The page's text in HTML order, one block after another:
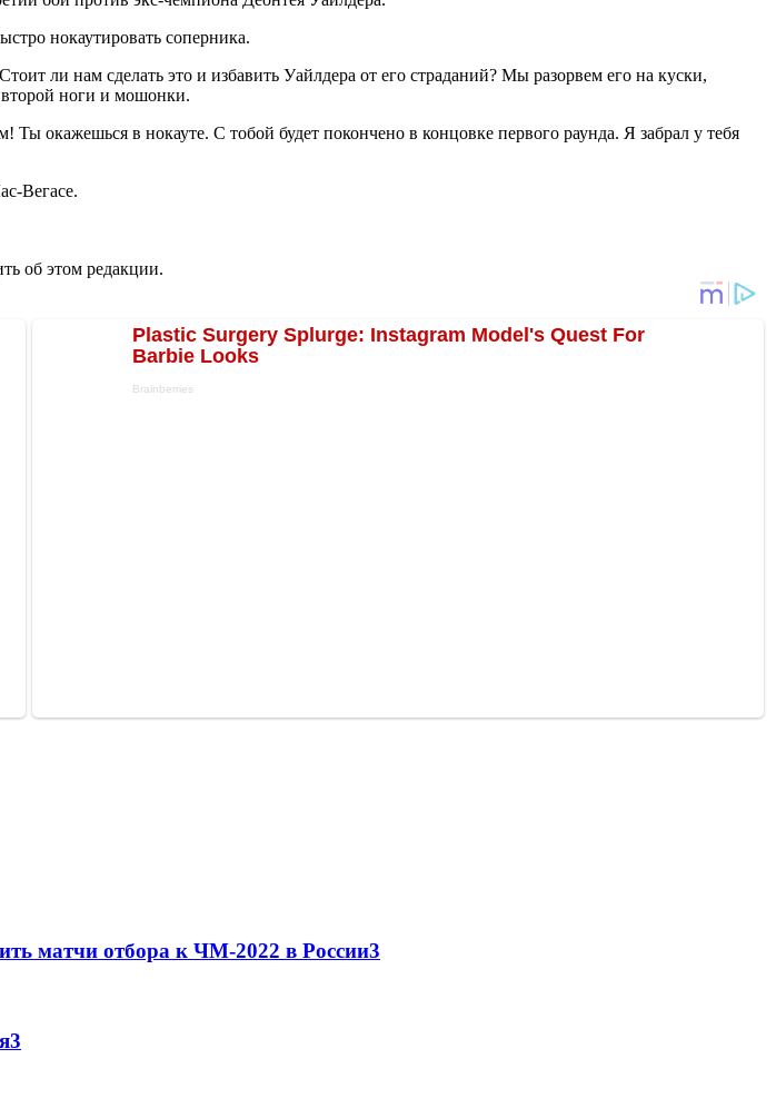
нокаутировать соперника.
ли нам сделать это и избавить Уайлдера от его страданий? Мы разорвем его на куски,
второй ноги и мошонки.
окажешься в нокауте. С тобой будет покончено в концовке первого раунда. Я забрал у тебя
Вегасе.
об этом редакции.
матчи отбора к ЧМ-2022 в России3
3